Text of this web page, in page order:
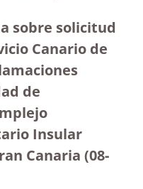
sobre solicitud
Canario de
de
Insular
Canaria (08-